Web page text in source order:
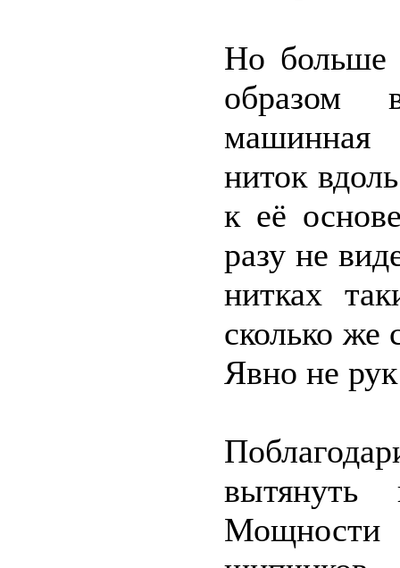
Но больше
образом
машинная
ниток
к её
разу не
нитках
сколько же
Явно не